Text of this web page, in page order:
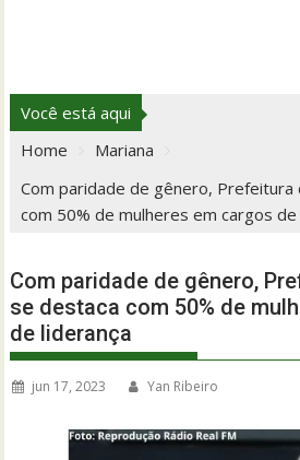
Você está aqui
Home
Mariana
Com paridade de gênero, Prefeitura
com 50% de mulheres em cargos de
Com paridade de gênero,
se destaca com 50% de
de liderança
jun 17, 2023 Yan Ribeiro